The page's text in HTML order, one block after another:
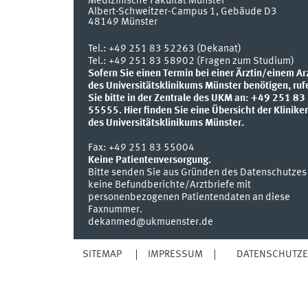
Albert-Schweitzer-Campus 1, Gebäude D3
48149 Münster
Tel.: +49 251 83 52263 (Dekanat)
Tel.: +49 251 83 58902 (Fragen zum Studium)
Sofern Sie einen Termin bei einer Ärztin/einem
des Universitätsklinikums Münster benötigen,
Sie bitte in der Zentrale des UKM an: +49 251 83
55555. Hier finden Sie eine Übersicht der
des Universitätsklinikums Münster.
Fax: +49 251 83 55004
Keine Patientenversorgung.
Bitte senden Sie aus Gründen des Datenschutzes
keine Befundberichte/Arztbriefe mit
personenbezogenen Patientendaten an diese
Faxnummer.
dekanmed@ukmuenster.de
SITEMAP IMPRESSUM